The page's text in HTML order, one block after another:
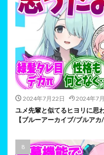
2024年7月22日 2024年7
ユメ先輩と似てるヒヨリに思
【ブルーアーカイブ/ブルアカ/